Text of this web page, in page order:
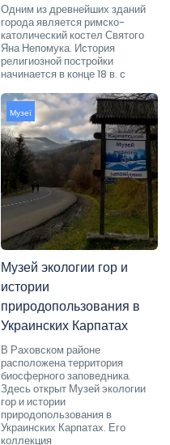
Одним из древнейших зданий
города является римско-
католический костел Святого
Яна Непомука. История
религиозной постройки
начинается в конце 18 в. с
Музеї
Музей экологии гор и
истории
природопользования в
Украинских Карпатах
В Раховском районе
расположена территория
биосферного заповедника.
Здесь открыт Музей экологии
гор и истории
природопользования в
Украинских Карпатах. Его
коллекция